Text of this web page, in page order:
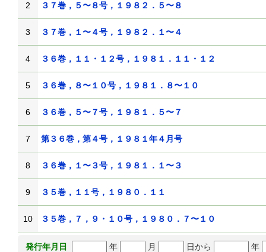
2 ３７巻，５〜８号，１９８２．５〜８
3 ３７巻，１〜４号，１９８２．１〜４
4 ３６巻，１１・１２号，１９８１．１１・１２
5 ３６巻，８〜１０号，１９８１．８〜１０
6 ３６巻，５〜７号，１９８１．５〜７
7 第３６巻，第４号，１９８１年４月号
8 ３６巻，１〜３号，１９８１．１〜３
9 ３５巻，１１号，１９８０．１１
10 ３５巻，７，９・１０号，１９８０．７〜１０
発行年月日 年 月 日から 年